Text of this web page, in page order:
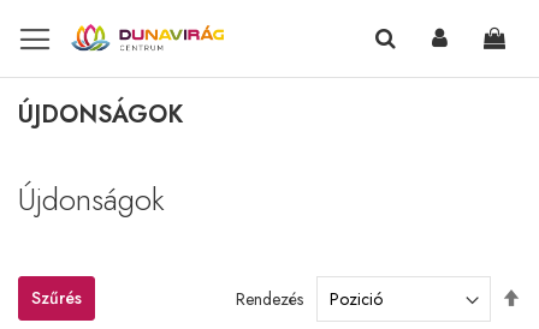
ÚJDONSÁGOK
Újdonságok
Rendezés
Szűrés